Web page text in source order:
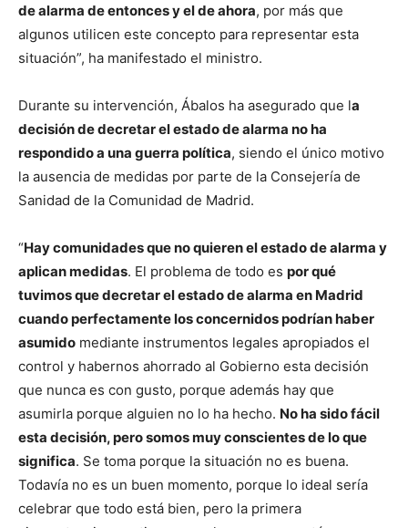
de alarma de entonces y el de ahora, por más que
algunos utilicen este concepto para representar esta
situación”, ha manifestado el ministro.
Durante su intervención, Ábalos ha asegurado que la
decisión de decretar el estado de alarma no ha
respondido a una guerra política, siendo el único motivo
la ausencia de medidas por parte de la Consejería de
Sanidad de la Comunidad de Madrid.
“Hay comunidades que no quieren el estado de alarma y
aplican medidas. El problema de todo es por qué
tuvimos que decretar el estado de alarma en Madrid
cuando perfectamente los concernidos podrían haber
asumido mediante instrumentos legales apropiados el
control y habernos ahorrado al Gobierno esta decisión
que nunca es con gusto, porque además hay que
asumirla porque alguien no lo ha hecho. No ha sido fácil
esta decisión, pero somos muy conscientes de lo que
significa. Se toma porque la situación no es buena.
Todavía no es un buen momento, porque lo ideal sería
celebrar que todo está bien, pero la primera